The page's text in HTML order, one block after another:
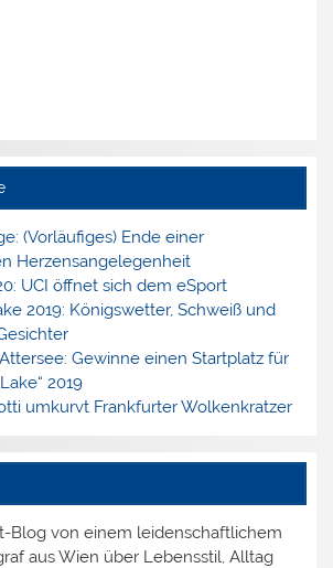
(Vorläufiges) Ende einer
Herzensangelegenheit
UCI öffnet sich dem eSport
2019: Königswetter, Schweiß und
Gewinne einen Startplatz für
2019
umkurvt Frankfurter Wolkenkratzer
Blog von einem leidenschaftlichem
aus Wien über Lebensstil, Alltag